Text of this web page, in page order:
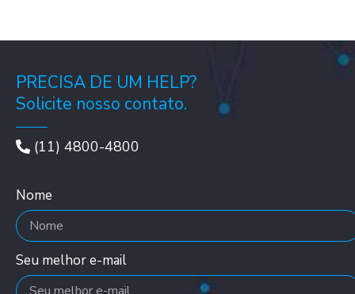
PRECISA DE UM HELP?
Solicite nosso contato.
(11) 4800-4800
Nome
Seu melhor e-mail